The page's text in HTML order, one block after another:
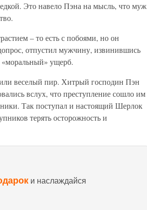
Это навело Пэна на мысль, что муж
– то есть с побоями, но он
отпустил мужчину, извинившись
ущерб.
веселый пир. Хитрый господин Пэн
вслух, что преступление сошло им
Так поступал и настоящий Шерлок
терять осторожность и
и наслаждайся